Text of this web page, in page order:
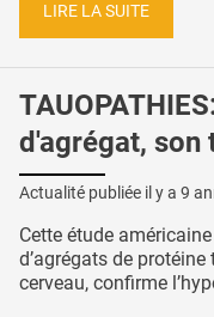
LIRE LA SUITE
d'agrégat, son
Actualité publiée il y a 9
Cette étude
d’agrégats de
cerveau, confirme